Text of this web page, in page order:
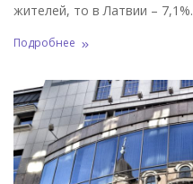
жителей, то в Латвии – 7,1%.
Подробнее